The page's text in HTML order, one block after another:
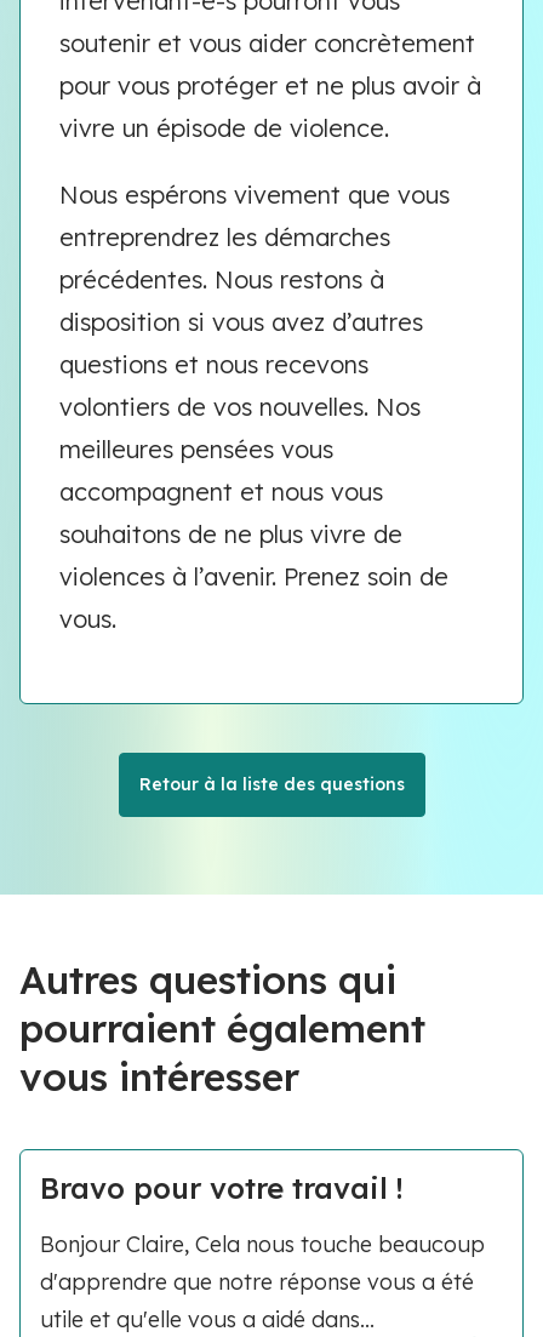
soutenir et vous aider concrètement
pour vous protéger et ne plus avoir à
vivre un épisode de violence.
Nous espérons vivement que vous
entreprendrez les démarches
précédentes. Nous restons à
disposition si vous avez d’autres
questions et nous recevons
volontiers de vos nouvelles. Nos
meilleures pensées vous
accompagnent et nous vous
souhaitons de ne plus vivre de
violences à l’avenir. Prenez soin de
vous.
Retour à la liste des questions
Autres questions qui
pourraient également
vous intéresser
Bravo pour votre travail !
Bonjour Claire, Cela nous touche beaucoup
d'apprendre que notre réponse vous a été
utile et qu'elle vous a aidé dans...